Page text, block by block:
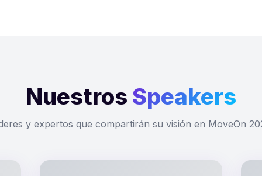
Nuestros Speakers
y expertos que compartirán su visión en MoveOn